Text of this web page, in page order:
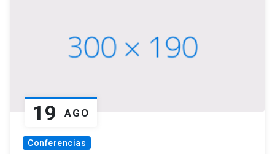
19 AGO
Conferencias